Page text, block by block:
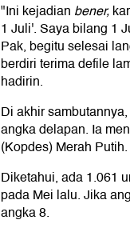
"Ini kejadian bener,
1 Juli'. Saya bilang 1
Pak, begitu selesai
berdiri terima defile
hadirin.
Di akhir
angka delapan. Ia
(Kopdes) Merah Putih.
Diketahui, ada 1.061
pada Mei lalu. Jika
angka 8.